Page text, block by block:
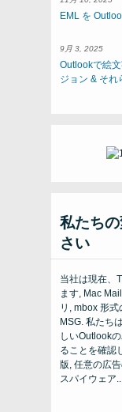
EML を
9月 3, 2025
Outlookで絵
ジョン & それ
私たち
さい
当社は現在、
ます, Mac
リ, mbox 形
MSG. 私たち
しいOutlook
ることを確認
版, 任意の広
スパイウェア